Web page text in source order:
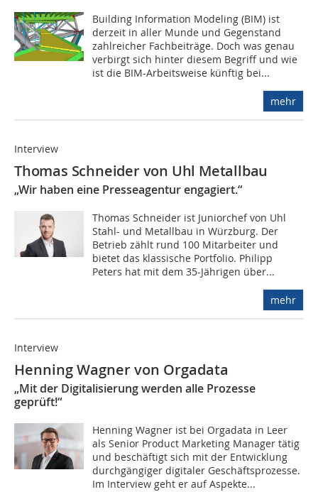
Building Information Modeling (BIM) ist
derzeit in aller Munde und Gegenstand
zahlreicher Fachbeiträge. Doch was genau
verbirgt sich hinter diesem Begriff und wie
ist die BIM-Arbeitsweise künftig bei...
mehr
Interview
Thomas Schneider von Uhl Metallbau
„Wir haben eine Presseagentur engagiert.“
Thomas Schneider ist Juniorchef von Uhl
Stahl- und Metallbau in Würzburg. Der
Betrieb zählt rund 100 Mitarbeiter und
bietet das klassische Portfolio. Philipp
Peters hat mit dem 35-Jährigen über...
mehr
Interview
Henning Wagner von Orgadata
„Mit der Digitalisierung werden alle Prozesse
geprüft!“
Henning Wagner ist bei Orgadata in Leer
als Senior Product Marketing Manager tätig
und beschäftigt sich mit der Entwicklung
durchgängiger digitaler Geschäftsprozesse.
Im Interview geht er auf Aspekte...